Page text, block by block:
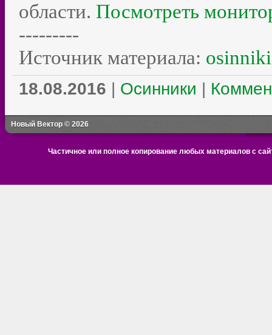
области. Посмотреть
---------
Источник материала:
18.08.2016 | Осинники |
Новый Вектор © 2026
Частичное или полное копирование любых материалов с